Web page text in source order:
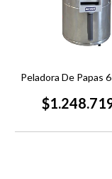
Peladora De Papas